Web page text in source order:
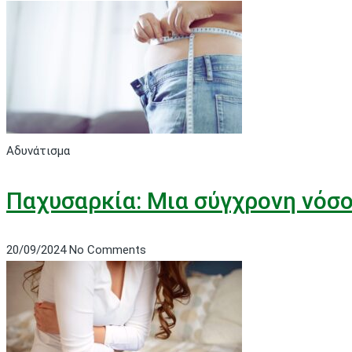
Αδυνάτισμα
Παχυσαρκία: Μια σύγχρονη
20/09/2024 No Comments